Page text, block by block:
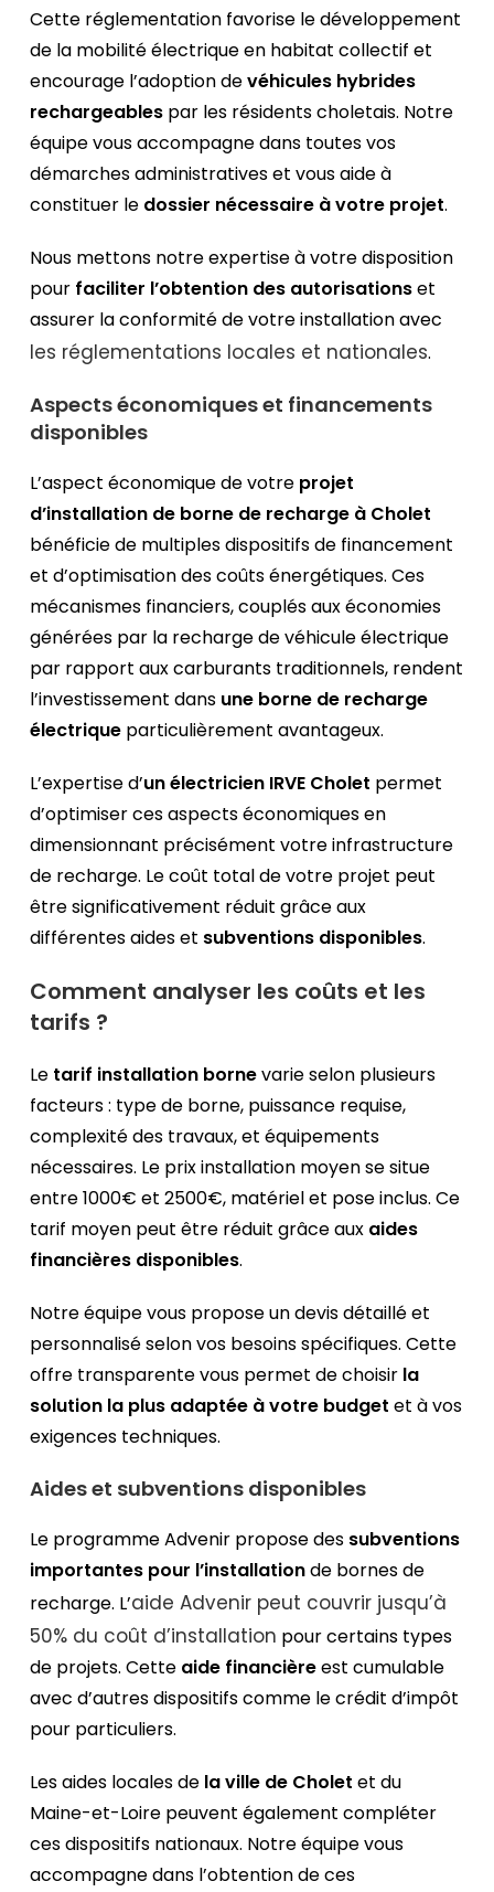
Cette réglementation favorise le développement
de la mobilité électrique en habitat collectif et
encourage l’adoption devéhicules hybrides
rechargeables par les résidents choletais. Notre
équipe vous accompagne dans toutes vos
démarches administratives et vous aide à
constituer le dossier nécessaire à votre projet.
Nous mettons notre expertise à votre disposition
pour faciliter l’obtention des autorisationset
assurer la conformité de votre installation avec
les réglementations locales et nationales.
Aspects économiques et financements
disponibles
L’aspect économique de votre projet
d’installation de borne de recharge à Cholet
bénéficie de multiples dispositifs de financement
et d’optimisation des coûts énergétiques. Ces
mécanismes financiers, couplés aux économies
générées par la recharge de véhicule électrique
par rapport aux carburants traditionnels, rendent
l’investissement dans une borne de recharge
électrique particulièrement avantageux.
L’expertise d’un électricien IRVE Cholet permet
d’optimiser ces aspects économiques en
dimensionnant précisément votre infrastructure
de recharge. Le coût total de votre projet peut
être significativement réduit grâce aux
différentes aides et subventions disponibles.
Comment analyser les coûts et les
tarifs ?
Le tarif installation bornevarie selon plusieurs
facteurs : type de borne, puissance requise,
complexité des travaux, et équipements
nécessaires. Le prix installation moyen se situe
entre 1000€ et 2500€, matériel et pose inclus. Ce
tarif moyen peut être réduit grâce aux aides
financières disponibles.
Notre équipe vous propose un devis détaillé et
personnalisé selon vos besoins spécifiques. Cette
offre transparente vous permet de choisir la
solution la plus adaptée à votre budget et à vos
exigences techniques.
Aides et subventions disponibles
Le programme Advenir propose des subventions
importantes pour l’installationde bornes de
recharge. L’aide Advenir peut couvrir jusqu’à
50% du coût d’installation pour certains types
de projets. Cette aide financièreest cumulable
avec d’autres dispositifs comme le crédit d’impôt
pour particuliers.
Les aides locales de la ville de Cholet et du
Maine-et-Loire peuvent également compléter
ces dispositifs nationaux. Notre équipe vous
accompagne dans l’obtention de ces